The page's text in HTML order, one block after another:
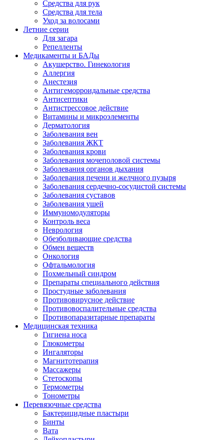
Средства для рук
Средства для тела
Уход за волосами
Летние серии
Для загара
Репелленты
Медикаменты и БАДы
Акушерство. Гинекология
Аллергия
Анестезия
Антигеморроидальные средства
Антисептики
Антистрессовое действие
Витамины и микроэлементы
Дерматология
Заболевания вен
Заболевания ЖКТ
Заболевания крови
Заболевания мочеполовой системы
Заболевания органов дыхания
Заболевания печени и желчного пузыря
Заболевания сердечно-сосудистой системы
Заболевания суставов
Заболевания ушей
Иммуномодуляторы
Контроль веса
Неврология
Обезболивающие средства
Обмен веществ
Онкология
Офтальмология
Похмельный синдром
Препараты специального действия
Простудные заболевания
Противовирусное действие
Противовоспалительные средства
Противопаразитарные препараты
Медицинская техника
Гигиена носа
Глюкометры
Ингаляторы
Магнитотерапия
Массажеры
Стетоскопы
Термометры
Тонометры
Перевязочные средства
Бактерицидные пластыри
Бинты
Вата